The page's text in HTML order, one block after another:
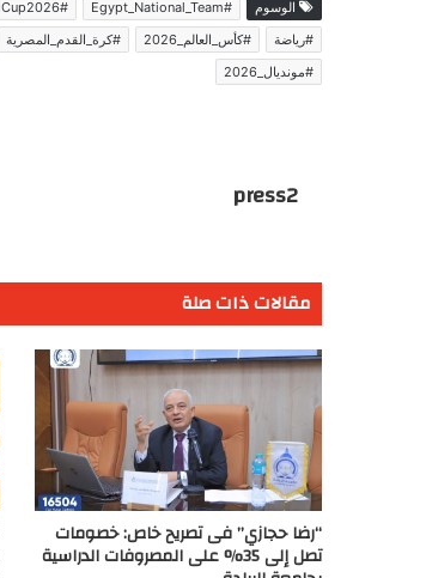
الوسوم #Egypt_National_Team
#FIFAWorldCup2026
#رياضة
#كأس_العالم_2026 #كرة_القدم_المصرية
#مونديال_2026
press2
مقالات ذات صلة
“رضا حجازي” فى تصريح خاص: خصومات
تصل إلى 35% على المصروفات الدراسية